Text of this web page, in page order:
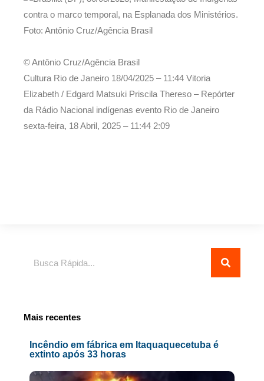
© Antônio Cruz/Agência Brasil
Cultura Rio de Janeiro 18/04/2025 – 11:44 Vitoria
Elizabeth / Edgard Matsuki Priscila Thereso – Repórter
da Rádio Nacional indígenas evento Rio de Janeiro
sexta-feira, 18 Abril, 2025 – 11:44 2:09
Mais recentes
Incêndio em fábrica em Itaquaquecetuba é
extinto após 33 horas